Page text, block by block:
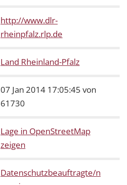
http://www.dlr-
rheinpfalz.rlp.de
Land Rheinland-Pfalz
07 Jan 2014 17:05:45 von
61730
Lage in OpenStreetMap
zeigen
Datenschutzbeauftragte/n